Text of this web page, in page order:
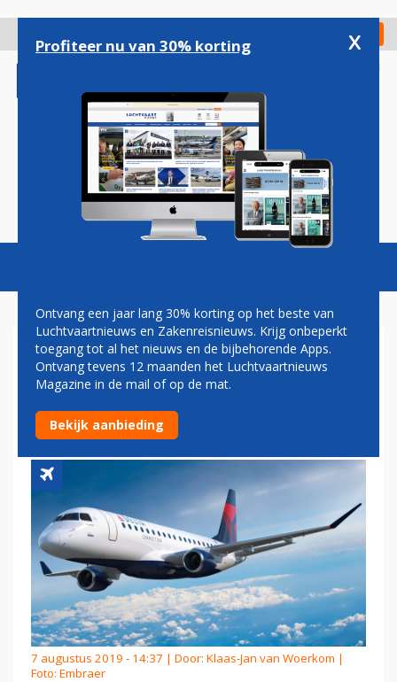
gaan
Check in
Magazine Podcasts Vacatures
SKYWEST ZET
HANDTEKENING ONDER
BESTELLING BIJ EMBRAER
7 augustus 2019 - 14:37 | Door: Klaas-Jan van Woerkom |
Foto: Embraer
Profiteer nu van 30% korting x
Ontvang een jaar lang 30% korting op het beste van
Luchtvaartnieuws en Zakenreisnieuws. Krijg onbeperkt
toegang tot al het nieuws en de bijbehorende Apps.
Ontvang tevens 12 maanden het Luchtvaartnieuws
Magazine in de mail of op de mat.
Bekijk aanbieding